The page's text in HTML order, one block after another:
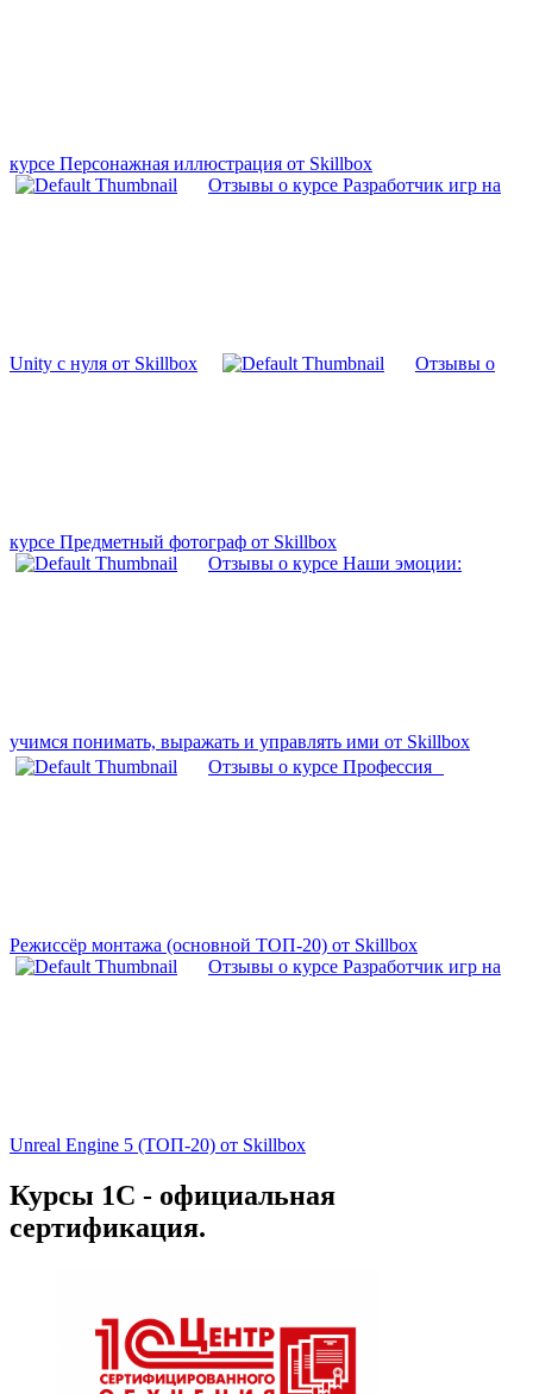
курсе Персонажная иллюстрация от Skillbox
Отзывы о курсе Разработчик игр на
Unity с нуля от Skillbox Отзывы о
курсе Предметный фотограф от Skillbox
Отзывы о курсе Наши эмоции:
учимся понимать, выражать и управлять ими от Skillbox
Отзывы о курсе Профессия
Режиссёр монтажа (основной ТОП-20) от Skillbox
Отзывы о курсе Разработчик игр на
Unreal Engine 5 (ТОП-20) от Skillbox
Курсы 1С - официальная
сертификация.